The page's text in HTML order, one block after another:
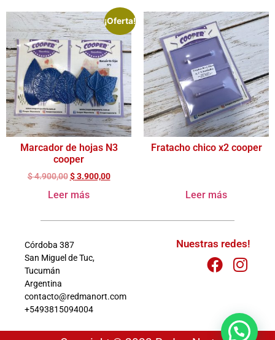
¡Oferta!
Marcador de hojas N3
cooper
$4.900,00 $3.900,00
Leer más
Fratacho chico x2 cooper
Leer más
Córdoba 387
San Miguel de Tuc,
Tucumán
Argentina
contacto@redmanort.com
+5493815094004
Nuestras redes!